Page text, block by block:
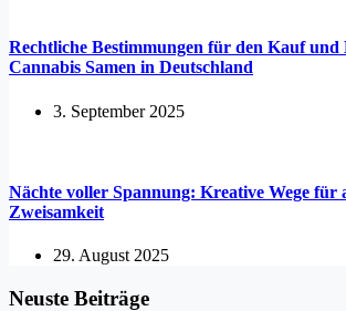
Rechtliche Bestimmungen für den Kauf und
Cannabis Samen in Deutschland
3. September 2025
Nächte voller Spannung: Kreative Wege für
Zweisamkeit
29. August 2025
Neuste Beiträge